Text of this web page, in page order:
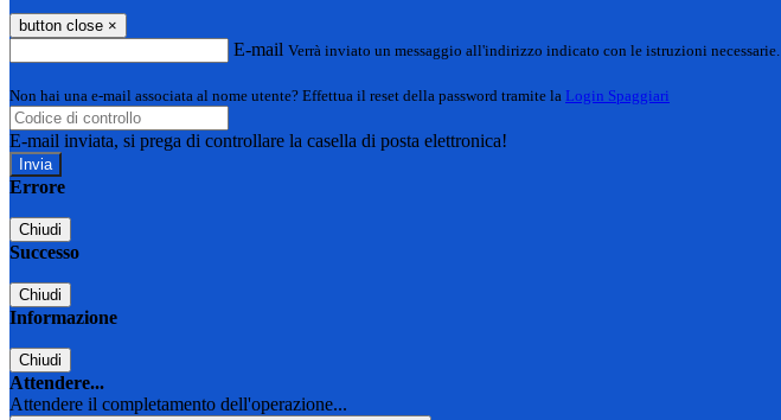
button close ×
E-mail Verrà inviato un messaggio all'indirizzo indicato con le istruzioni necessarie.
Non hai una e-mail associata al nome utente? Effettua il reset della password tramite la Login Spaggiari
E-mail inviata, si prega di controllare la casella di posta elettronica!
Errore
Chiudi
Successo
Chiudi
Informazione
Chiudi
Attendere...
Attendere il completamento dell'operazione...